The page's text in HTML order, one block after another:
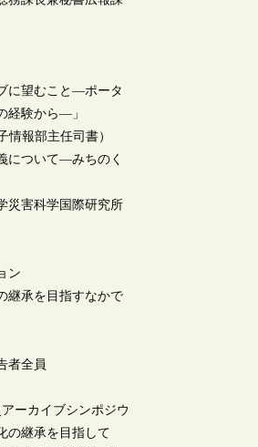
に望むこと―ポータ
経験から―」
報部主任司書）
について―みちのく
災害科学国際研究所
ン
継承を目指すなかで
者全員
ーカイブシンポジウ
の継承を目指して